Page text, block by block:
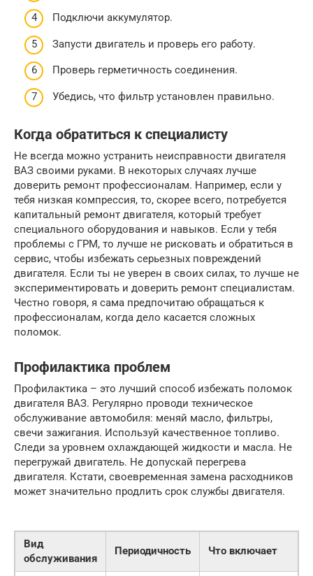
Подключи аккумулятор.
Запусти двигатель и проверь его работу.
Проверь герметичность соединения.
Убедись, что фильтр установлен правильно.
Когда обратиться к специалисту
Не всегда можно устранить неисправности двигателя
ВАЗ своими руками. В некоторых случаях лучше
доверить ремонт профессионалам. Например, если у
тебя низкая компрессия, то, скорее всего, потребуется
капитальный ремонт двигателя, который требует
специального оборудования и навыков. Если у тебя
проблемы с ГРМ, то лучше не рисковать и обратиться в
сервис, чтобы избежать серьезных повреждений
двигателя. Если ты не уверен в своих силах, то лучше не
экспериментировать и доверить ремонт специалистам.
Честно говоря, я сама предпочитаю обращаться к
профессионалам, когда дело касается сложных
поломок.
Профилактика проблем
Профилактика – это лучший способ избежать поломок
двигателя ВАЗ. Регулярно проводи техническое
обслуживание автомобиля: меняй масло, фильтры,
свечи зажигания. Используй качественное топливо.
Следи за уровнем охлаждающей жидкости и масла. Не
перегружай двигатель. Не допускай перегрева
двигателя. Кстати, своевременная замена расходников
может значительно продлить срок службы двигателя.
Вид
обслуживания
Периодичность Что включает